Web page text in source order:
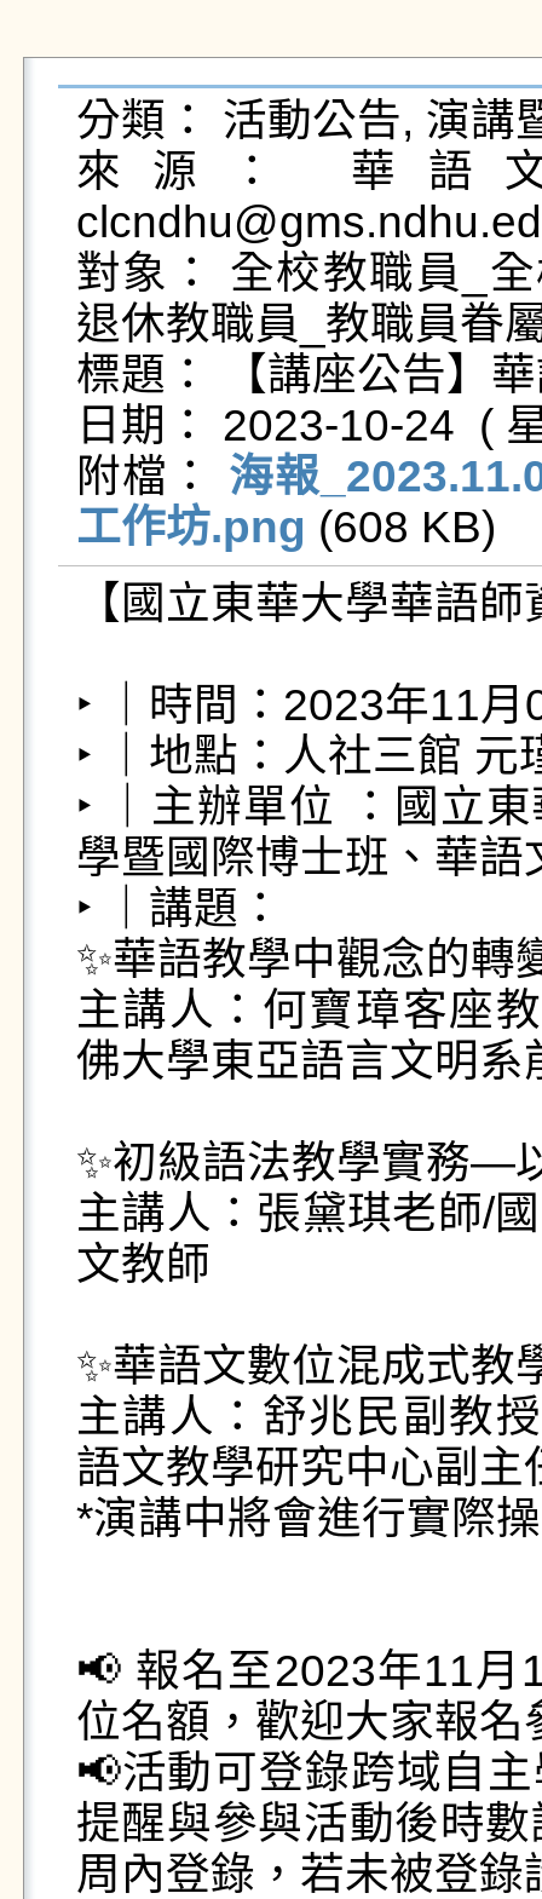
分類： 活動公告, 演講
來源： 華語
對象： 全校教職員_
退休教職員_教職員眷
標題： 【講座公告】
日期： 2023-10-24  (
附檔： 海報
工作坊.png (608 KB)
【國立東華大學華語
‣ ｜時間：2023年11
‣ ｜地點：人社三館 元
‣ ｜主辦單位 ：國立
學暨國際博士班、華
‣ ｜講題：
✨華語教學中觀念的轉
主講人：何寶璋客座
佛大學東亞語言文明系
✨初級語法教學實務—
主講人：張黛琪老師/
文教師
✨華語文數位混成式教
主講人：舒兆民副教
語文教學研究中心副主
*演講中將會進行實際
📢 報名至2023年11
位名額，歡迎大家報名
📢活動可登錄跨域自
提醒與參與活動後時